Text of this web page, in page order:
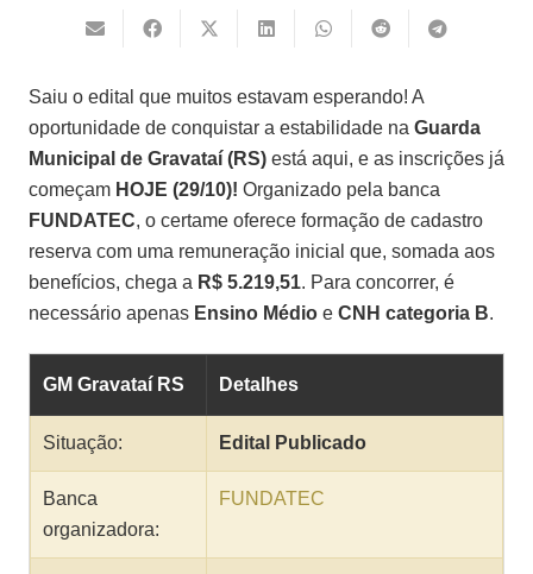
Saiu o edital que muitos estavam esperando! A
oportunidade de conquistar a estabilidade na Guarda
Municipal de Gravataí (RS) está aqui, e as inscrições já
começam HOJE (29/10)! Organizado pela banca
FUNDATEC, o certame oferece formação de cadastro
reserva com uma remuneração inicial que, somada aos
benefícios, chega a R$ 5.219,51. Para concorrer, é
necessário apenas Ensino Médio e CNH categoria B.
GM Gravataí RS Detalhes
Situação: Edital Publicado
Banca
organizadora:
FUNDATEC